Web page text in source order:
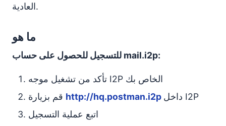
العادية.
ما هو
للتسجيل للحصول على حساب mail.i2p:
تأكد من تشغيل موجه I2P الخاص بك
http://hq.postman.i2p
داخل I2P
اتبع عملية التسجيل